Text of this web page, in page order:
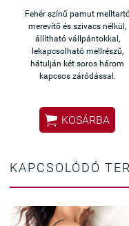
Fehér színű pamut
merevítő és szivacs nélkül,
állítható vállpántokkal,
lekapcsolható mellrészű,
hátulján két soros három
kapcsos záródással.
 KOSÁRBA
KAPCSOLÓDÓ